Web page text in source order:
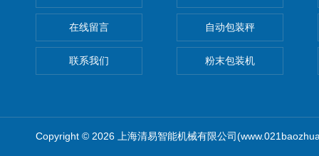
在线留言
联系我们
自动包装秤
粉末包装机
Copyright © 2026 上海清易智能机械有限公司